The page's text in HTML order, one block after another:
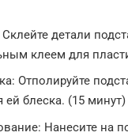
детали
клеем для
Отполируйте
ей блеска. (15 минут)
Нанесите на